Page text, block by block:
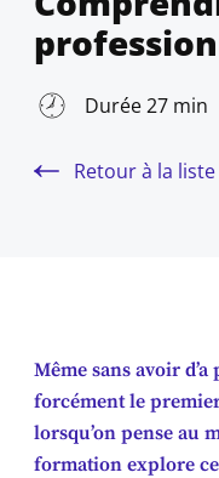
Durée 27 min
Retour à la
Même sans avoir
forcément le
lorsqu’on pense au
formation explore